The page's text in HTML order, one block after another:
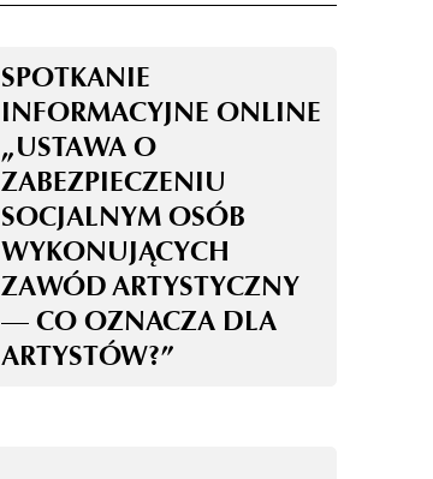
SPOTKANIE
INFORMACYJNE ONLINE
„USTAWA O
ZABEZPIECZENIU
SOCJALNYM OSÓB
WYKONUJĄCYCH
ZAWÓD ARTYSTYCZNY
— CO OZNACZA DLA
ARTYSTÓW?”